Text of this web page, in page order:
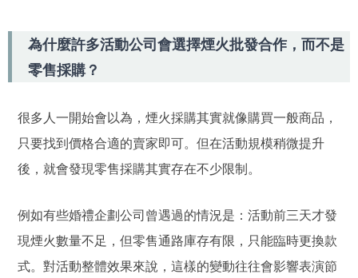
為什麼許多活動公司會選擇煙火批發合作，而不是
零售採購？
很多人一開始會以為，煙火採購其實就像購買一般商品，
只要找到價格合適的賣家即可。但在活動規模稍微提升
後，就會發現零售採購其實存在不少限制。
例如有些婚禮企劃公司曾遇過的情況是：活動前三天才發
現煙火數量不足，但零售通路庫存有限，只能臨時更換款
式。對活動整體效果來說，這樣的變動往往會影響表演節